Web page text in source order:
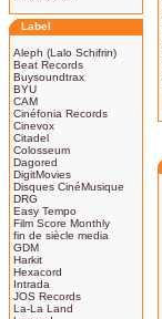
Label
Aleph (Lalo Schifrin)
Beat Records
Buysoundtrax
BYU
CAM
Cinéfonia Records
Cinevox
Citadel
Colosseum
Dagored
DigitMovies
Disques CinéMusique
DRG
Easy Tempo
Film Score Monthly
fin de siècle media
GDM
Harkit
Hexacord
Intrada
JOS Records
La-La Land